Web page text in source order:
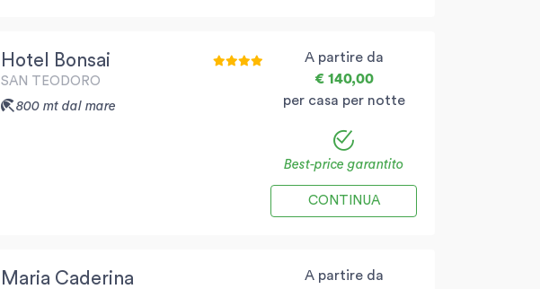
Hotel Bonsai
SAN TEODORO
800 mt dal mare
A partire da
€ 140,00
per casa per notte
Best-price garantito
CONTINUA
Maria Caderina
A partire da